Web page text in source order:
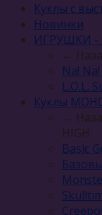
Куклы с
Новинки
ИГРУШКИ
←
Na!
L.O.L.
Куклы
←
HIGH
Basic